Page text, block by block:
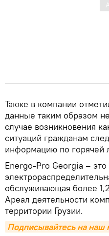
Также в компании
данные таким образом
случае возникновения
ситуаций гражданам
информацию по горячей
Energo-Pro Georgia –
обслуживающая более
Ареал деятельности
территории Грузии.
Подписывайтесь на наш